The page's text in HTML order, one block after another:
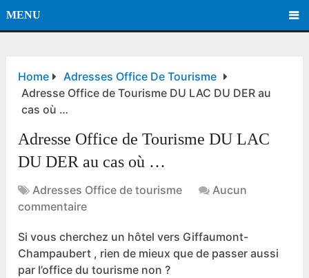
MENU
Home
Adresses Office De Tourisme
Adresse Office de Tourisme DU LAC DU DER au
cas où …
Adresse Office de Tourisme DU LAC
DU DER au cas où …
Adresses Office de tourisme
Aucun
commentaire
Si vous cherchez un hôtel vers Giffaumont-
Champaubert , rien de mieux que de passer aussi
par l’office du tourisme non ?